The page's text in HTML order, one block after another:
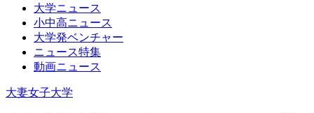
大学ニュース
小中高ニュース
大学発ベンチャー
ニュース特集
動画ニュース
大妻女子大学